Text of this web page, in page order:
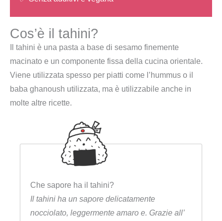
Cos’è il tahini?
Il tahini è una pasta a base di sesamo finemente
macinato e un componente fissa della cucina orientale.
Viene utilizzata spesso per piatti come l’hummus o il
baba ghanoush utilizzata, ma è utilizzabile anche in
molte altre ricette.
Che sapore ha il tahini?
Il tahini ha un sapore delicatamente
nocciolato, leggermente amaro e. Grazie all’